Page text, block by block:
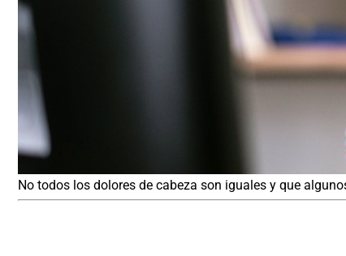
No todos los dolores de cabeza son iguales y que